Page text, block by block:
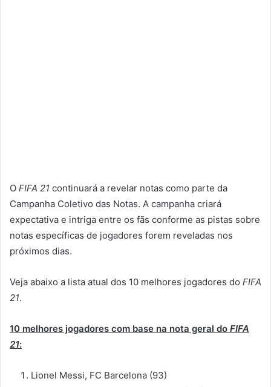
O FIFA 21 continuará a revelar notas como parte da
Campanha Coletivo das Notas. A campanha criará
expectativa e intriga entre os fãs conforme as pistas sobre
notas específicas de jogadores forem reveladas nos
próximos dias.
Veja abaixo a lista atual dos 10 melhores jogadores do FIFA
21.
10 melhores jogadores com base na nota geral do FIFA
21:
Lionel Messi, FC Barcelona (93)